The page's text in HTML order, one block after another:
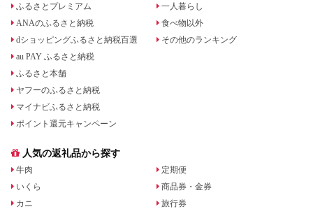
ふるさとプレミアム
ANAのふるさと納税
dショッピングふるさと納税百選
au PAY ふるさと納税
ふるさと本舗
ヤフーのふるさと納税
マイナビふるさと納税
ポイント還元キャンペーン
一人暮らし
食べ物以外
その他のランキング
人気の返礼品から探す
牛肉
いくら
カニ
定期便
商品券・金券
旅行券